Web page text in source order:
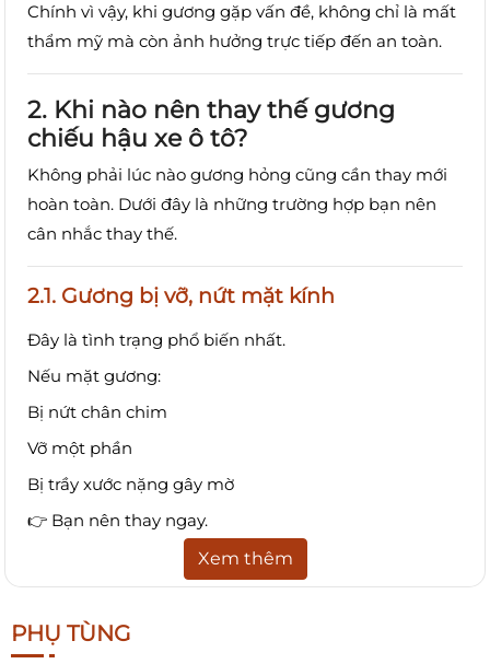
Chính vì vậy, khi gương gặp vấn đề, không chỉ là mất
thẩm mỹ mà còn ảnh hưởng trực tiếp đến an toàn.
2. Khi nào nên thay thế gương
chiếu hậu xe ô tô?
Không phải lúc nào gương hỏng cũng cần thay mới
hoàn toàn. Dưới đây là những trường hợp bạn nên
cân nhắc thay thế.
2.1. Gương bị vỡ, nứt mặt kính
Đây là tình trạng phổ biến nhất.
Nếu mặt gương:
Bị nứt chân chim
Vỡ một phần
Bị trầy xước nặng gây mờ
👉 Bạn nên thay ngay.
Gương vỡ làm hình ảnh phản chiếu méo mó, gây khó
khăn khi quan sát và tiềm ẩn nguy cơ tai nạn.
Tin tốt là nếu chỉ vỡ mặt kính, bạn có thể
mặt gương
Xem thêm
PHỤ TÙNG